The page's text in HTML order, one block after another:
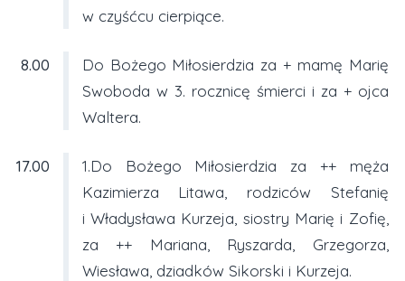
w czyśćcu cierpiące.
8.00
Do Bożego Miłosierdzia za + mamę Marię
Swoboda w 3. rocznicę śmierci i za + ojca
Waltera.
17.00
1.Do Bożego Miłosierdzia za ++ męża
Kazimierza Litawa, rodziców Stefanię
i Władysława Kurzeja, siostry Marię i Zofię,
za ++ Mariana, Ryszarda, Grzegorza,
Wiesława, dziadków Sikorski i Kurzeja.